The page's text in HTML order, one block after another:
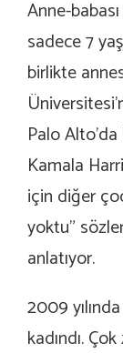
Anne-
sadece 7
birlikte
Palo
Kamala
için diğer
yoktu”
anlatıyor.
2009
kadındı.